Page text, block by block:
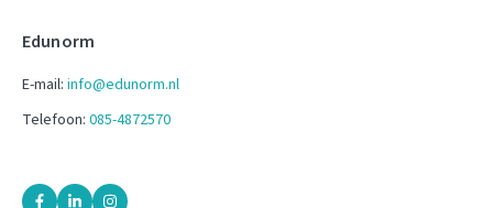
Edunorm
E-mail: info@edunorm.nl
Telefoon: 085-4872570